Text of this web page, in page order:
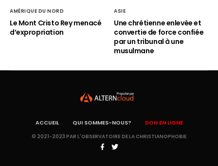
AMÉRIQUE DU NORD
Le Mont Cristo Rey menacé
d’expropriation
ASIE
Une chrétienne enlevée et
convertie de force confiée
par un tribunal à une
musulmane
ACCUEIL QUI SOMMES-NOUS? DON EN LIGNE
© 2021-2023 PAR L'OBSERVATOIRE DE LA CHRISTIANOPHOBIE